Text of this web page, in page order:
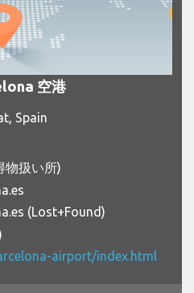
空港
Spain
物扱い所)
(Lost+Found)
airport/index.html